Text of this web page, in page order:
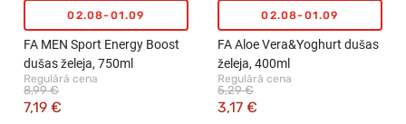
02.08-01.09
FA MEN Sport Energy Boost
dušas želeja, 750ml
Regulārā cena
7,19 €
8,99 €
02.08-01.09
FA Aloe Vera&Yoghurt dušas
želeja, 400ml
Regulārā cena
3,17 €
5,29 €